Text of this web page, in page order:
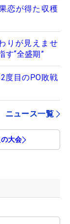
恋が得た収穫
りが見えませ
す“全盛期”
度目のPO敗戦
ニュース一覧
大会